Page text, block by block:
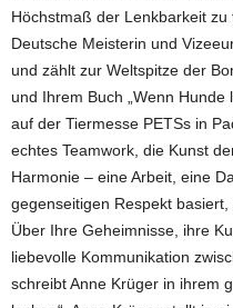
Höchstmaß der Lenkbarkeit
Deutsche Meisterin und
und zählt zur Weltspitze der
und Ihrem Buch „Wenn
auf der Tiermesse PETSs in
echtes Teamwork, die Kunst
Harmonie – eine Arbeit, eine
gegenseitigen Respekt
Über Ihre Geheimnisse, ihre
liebevolle Kommunikation
schreibt Anne Krüger in ihrem